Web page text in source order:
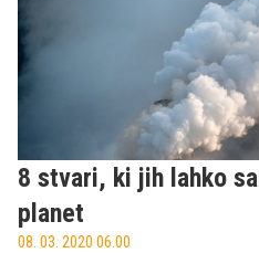
otrok narašča precej
otroki, čeravno število
razlogi sta tudi skrb za
vzbujajoča prihodnost.
antinatalizma,
je, da sta reprodukcija in
škodljiva odločitev.
prekinitev genske verige.
8 stvari, ki jih lahko
planet
08. 03. 2020 06.00